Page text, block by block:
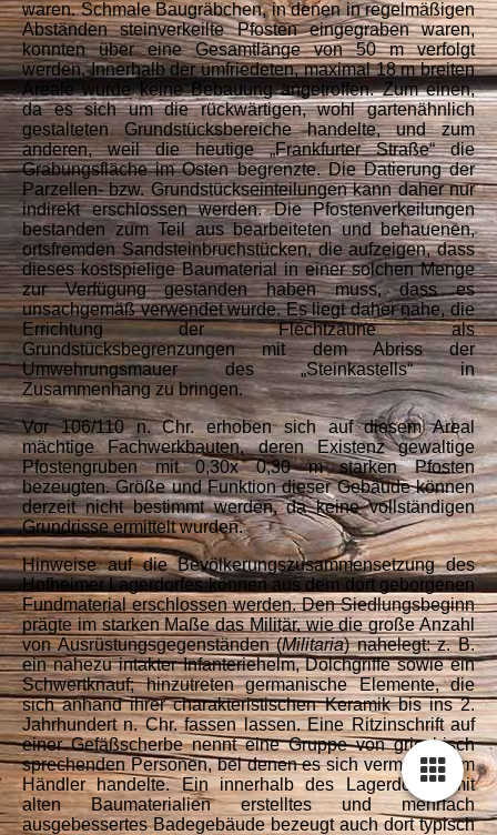
waren. Schmale Baugräbchen, in denen in regelmäßigen
Abständen steinverkeilte Pfosten eingegraben waren,
konnten über eine Gesamtlänge von 50 m verfolgt
werden. Innerhalb der umfriedeten, maximal 18 m breiten
Areale wurde keine Bebauung angetroffen. Zum einen,
da es sich um die rückwärtigen, wohl gartenähnlich
gestalteten Grundstücksbereiche handelte, und zum
anderen, weil die heutige „Frankfurter Straße“ die
Grabungsfläche im Osten begrenzte. Die Datierung der
Parzellen- bzw. Grundstückseinteilungen kann daher nur
indirekt erschlossen werden. Die Pfostenverkeilungen
bestanden zum Teil aus bearbeiteten und behauenen,
ortsfremden Sandsteinbruchstücken, die aufzeigen, dass
dieses kostspielige Baumaterial in einer solchen Menge
zur Verfügung gestanden haben muss, dass es
unsachgemäß verwendet wurde. Es liegt daher nahe, die
Errichtung der Flechtzäune als
Grundstücksbegrenzungen mit dem Abriss der
Umwehrungsmauer des „Steinkastells“ in
Zusammenhang zu bringen.
Vor 106/110 n. Chr. erhoben sich auf diesem Areal
mächtige Fachwerkbauten, deren Existenz gewaltige
Pfostengruben mit 0,30x 0,30 m starken Pfosten
bezeugten. Größe und Funktion dieser Gebäude können
derzeit nicht bestimmt werden, da keine vollständigen
Grundrisse ermittelt wurden.
Hinweise auf die Bevölkerungszusammensetzung des
Hofheimer Lagerdorfes können aus dem dort geborgenen
Fundmaterial erschlossen werden. Den Siedlungsbeginn
prägte im starken Maße das Militär, wie die große Anzahl
von Ausrüstungsgegenständen (Militaria) nahelegt: z. B.
ein nahezu intakter Infanteriehelm, Dolchgriffe sowie ein
Schwertknauf; hinzutreten germanische Elemente, die
sich anhand ihrer charakteristischen Keramik bis ins 2.
Jahrhundert n. Chr. fassen lassen. Eine Ritzinschrift auf
einer Gefäßscherbe nennt eine Gruppe von griechisch
sprechenden Personen, bei denen es sich vermutlich um
Händler handelte. Ein innerhalb des Lagerdorfes mit
alten Baumaterialien erstelltes und mehrfach
ausgebessertes Badegebäude bezeugt auch dort typisch